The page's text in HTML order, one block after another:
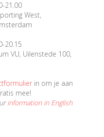
21.00
West,
20.15
VU, Uilenstede 100,
in om je aan
mee!
information in English